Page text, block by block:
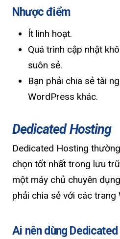
Nhược điểm
Ít linh hoạt.
Quá trình cập nhật
suôn sẻ.
Bạn phải chia sẻ tài
WordPress khác.
Dedicated Hosting
Dedicated Hosting
chọn tốt nhất trong lưu
một máy chủ chuyên
phải chia sẻ với các trang
Ai nên dùng